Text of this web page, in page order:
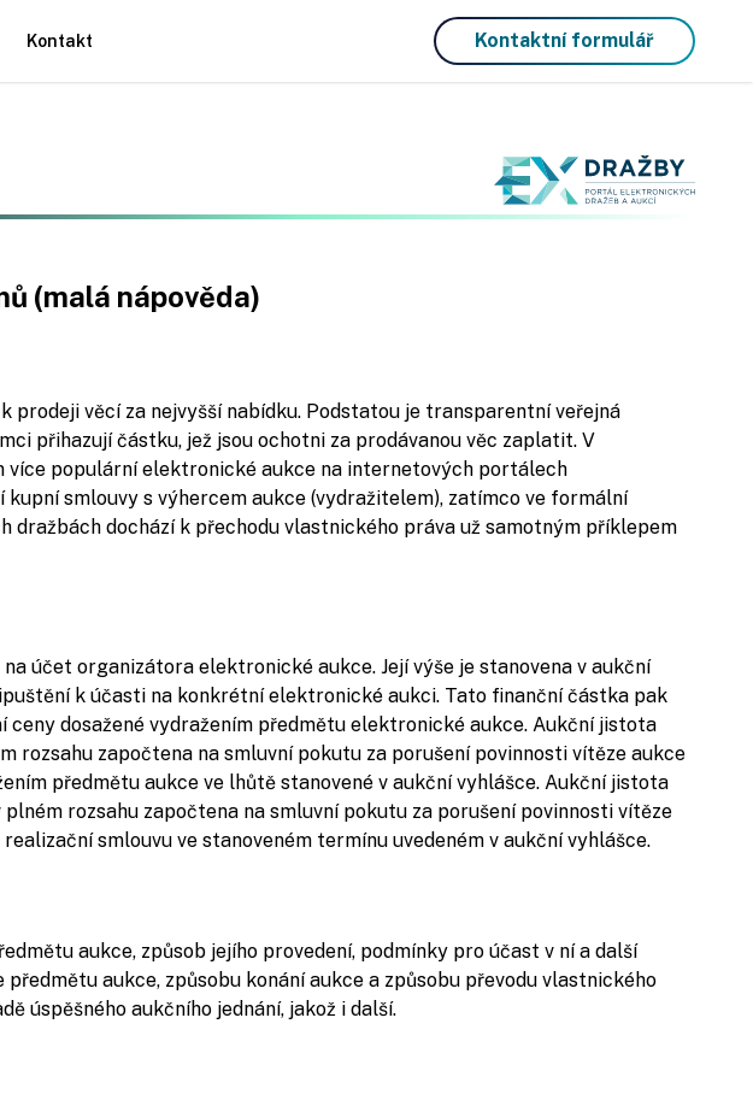
Kontakt Kontaktní formulář
(malá nápověda)
prodeji věcí za nejvyšší nabídku. Podstatou je transparentní veřejná
přihazují částku, jež jsou ochotni za prodávanou věc zaplatit. V
více populární elektronické aukce na internetových portálech
kupní smlouvy s výhercem aukce (vydražitelem), zatímco ve formální
dražbách dochází k přechodu vlastnického práva už samotným příklepem
účet organizátora elektronické aukce. Její výše je stanovena v aukční
k účasti na konkrétní elektronické aukci. Tato finanční částka pak
ceny dosažené vydražením předmětu elektronické aukce. Aukční jistota
rozsahu započtena na smluvní pokutu za porušení povinnosti vítěze aukce
předmětu aukce ve lhůtě stanovené v aukční vyhlášce. Aukční jistota
rozsahu započtena na smluvní pokutu za porušení povinnosti vítěze
smlouvu ve stanoveném termínu uvedeném v aukční vyhlášce.
aukce, způsob jejího provedení, podmínky pro účast v ní a další
aukce, způsobu konání aukce a způsobu převodu vlastnického
úspěšného aukčního jednání, jakož i další.